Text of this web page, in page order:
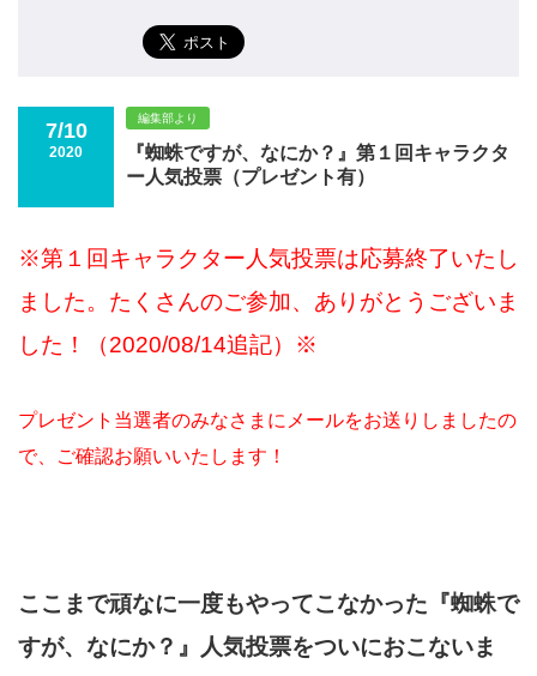
7/10
2020
編集部より
『蜘蛛ですが、なにか？』第１回キャラクタ
ー人気投票（プレゼント有）
※第１回キャラクター人気投票は応募終了いたし
ました。たくさんのご参加、ありがとうございま
した！（2020/08/14追記）※
プレゼント当選者のみなさまにメールをお送りしましたの
で、ご確認お願いいたします！
ここまで頑なに一度もやってこなかった『蜘蛛で
すが、なにか？』人気投票をついにおこないま